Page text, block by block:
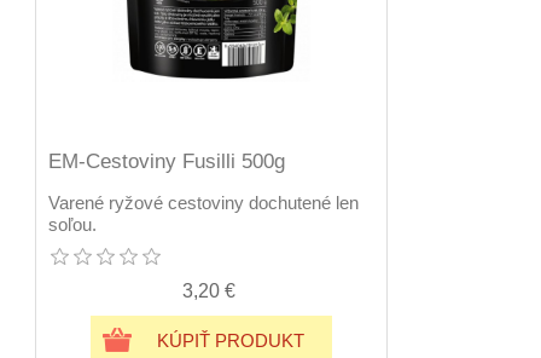
EM-Cestoviny Fusilli 500g
Varené ryžové cestoviny dochutené len
soľou.
3,20 €
KÚPIŤ PRODUKT